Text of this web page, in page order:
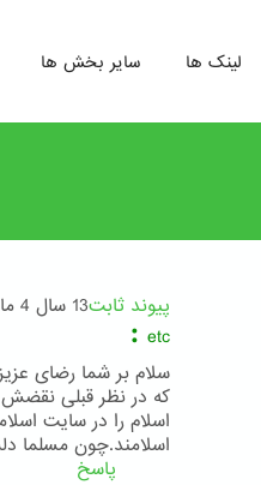
سایر بخش ها لینک ها
پیوند ثابت13 سال 4 ماه پیش
etc
:
سلام بر شما رضای
که در نظر قبلی
اسلام را در سایت
اسلامند.چون مسلما
پاسخ